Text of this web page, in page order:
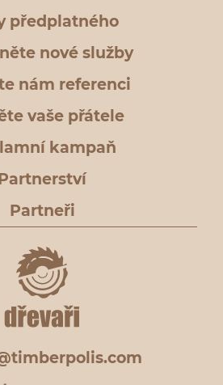
předplatného
nové služby
nám referenci
vaše přátele
kampaň
Partneři